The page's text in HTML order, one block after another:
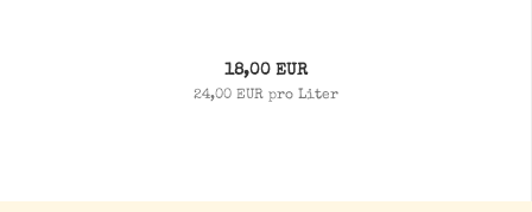
18,00 EUR
24,00 EUR pro Liter